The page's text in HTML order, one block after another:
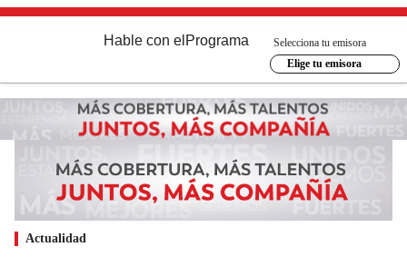
Hable con el Programa
Selecciona tu emisora
Elige tu emisora
Actualidad